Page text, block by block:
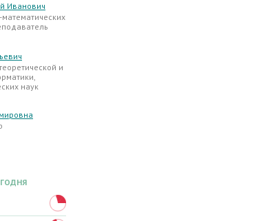
Иванович
и
наук